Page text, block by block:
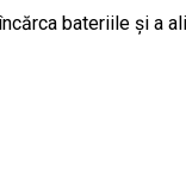
bateriile și a